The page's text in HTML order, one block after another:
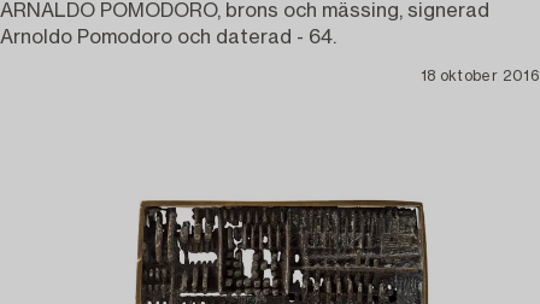
ARNALDO POMODORO, brons och mässing, signerad
Arnoldo Pomodoro och daterad - 64.
18 oktober 2016